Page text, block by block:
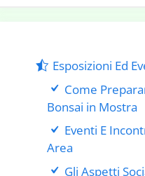
Esposizioni Ed
Come
Bonsai in Mostra
Eventi E
Area
Gli Aspetti